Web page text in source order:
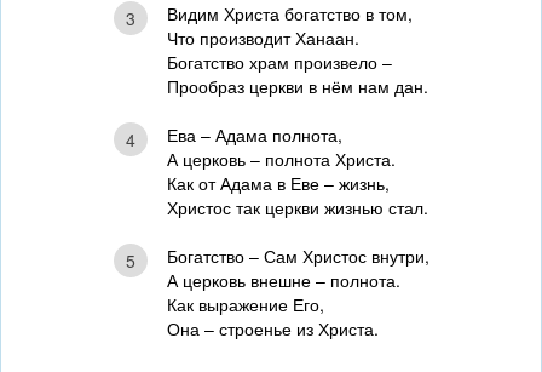
3
Видим Христа богатство в том,
Что производит Ханаан.
Богатство храм произвело –
Прообраз церкви в нём нам дан.
4
Ева – Адама полнота,
А церковь – полнота Христа.
Как от Адама в Еве – жизнь,
Христос так церкви жизнью стал.
5
Богатство – Сам Христос внутри,
А церковь внешне – полнота.
Как выражение Его,
Она – строенье из Христа.